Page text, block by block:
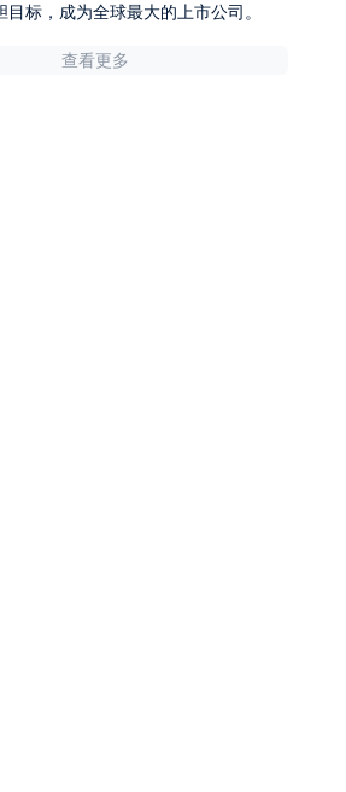
目标，成为全球最大的上市公司。
查看更多